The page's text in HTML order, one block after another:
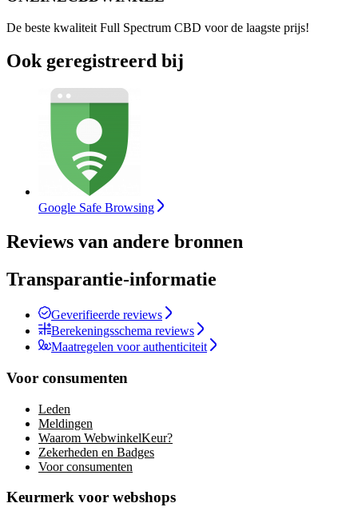
De beste kwaliteit Full Spectrum CBD voor de laagste prijs!
Ook geregistreerd bij
Google Safe Browsing
Reviews van andere bronnen
Transparantie-informatie
Geverifieerde reviews
Berekeningsschema reviews
Maatregelen voor authenticiteit
Voor consumenten
Leden
Meldingen
Waarom WebwinkelKeur?
Zekerheden en Badges
Voor consumenten
Keurmerk voor webshops